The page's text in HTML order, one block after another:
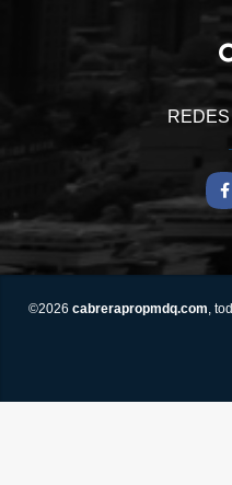
©2026 cabrerapropmdq.com,